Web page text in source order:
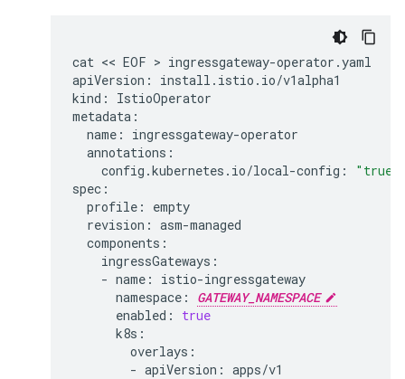
cat << EOF > ingressgateway-operator .yaml
apiVersion : install . istio . io/v1alpha1
kind :
IstioOperator
metadata :
name : ingressgateway-operator
annotations :
config .kubernetes . io/local-config :
"true"
spec :
profile :
empty
revision : asm-managed
components :
ingressGateways :
- name : istio-ingressgateway
namespace :
GATEWAY_NAMESPACE
enabled :
true
k8s :
overlays :
- apiVersion : apps/v1